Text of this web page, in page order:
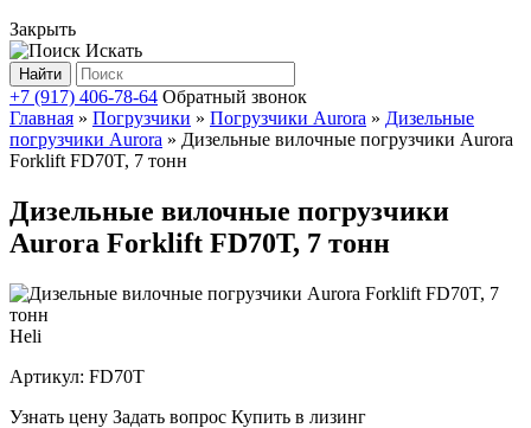
Закрыть
Искать
Найти
+7 (917) 406-78-64 Обратный звонок
Главная » Погрузчики » Погрузчики Aurora » Дизельные
погрузчики Aurora » Дизельные вилочные погрузчики Aurora
Forklift FD70T, 7 тонн
Дизельные вилочные погрузчики
Aurora Forklift FD70T, 7 тонн
Heli
Артикул: FD70T
Узнать цену Задать вопрос Купить в лизинг